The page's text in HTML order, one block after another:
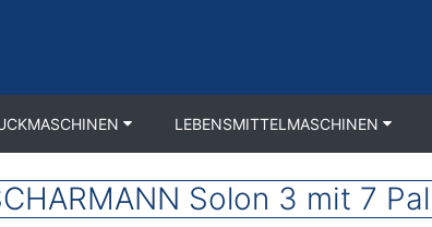
LEBENSMITTELMASCHINEN
Solon 3 mit 7